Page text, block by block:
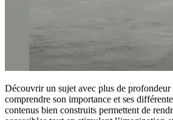
Découvrir un sujet avec plus de profondeur
comprendre son importance et ses
contenus bien construits permettent de